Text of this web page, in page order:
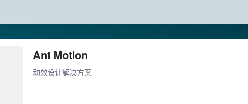
Ant Motion
动效设计解决方案